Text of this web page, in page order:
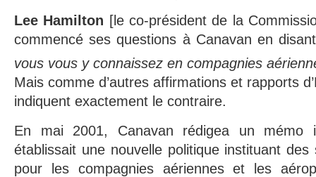
Lee Hamilton [le co-président de la
commencé ses questions à Canavan en
vous vous y connaissez en compagnies
Mais comme d’autres affirmations et rapports
indiquent exactement le contraire.
En mai 2001, Canavan rédigea un mémo
établissait une nouvelle politique instituant
pour les compagnies aériennes et les